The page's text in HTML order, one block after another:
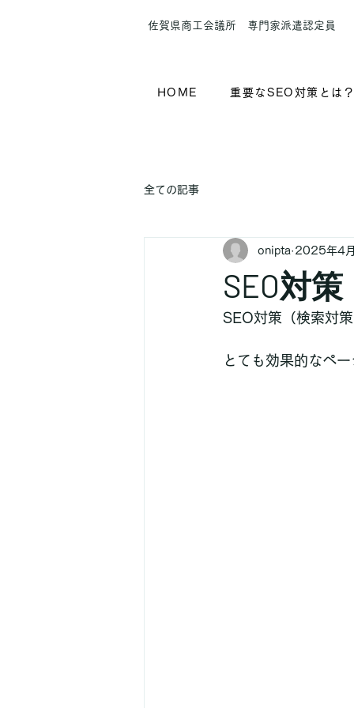
​佐賀県商工会議所 専門家派遣認定員
HOME 重要なSEO対策とは
全ての記事
SEO対策
onipta 2025年4
SEO対策（検索対
とても効果的なペ